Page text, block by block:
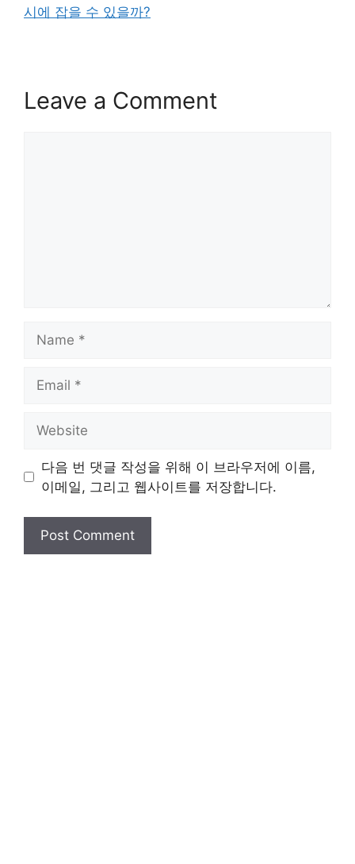
시에 잡을 수 있을까?
Leave a Comment
다음 번 댓글 작성을 위해 이 브라우저에 이름,
이메일, 그리고 웹사이트를 저장합니다.